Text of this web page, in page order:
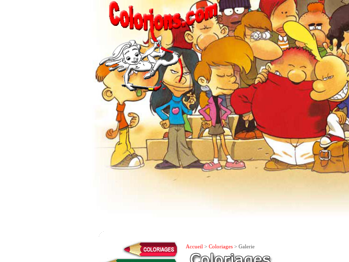
Accueil > Coloriages > Galerie